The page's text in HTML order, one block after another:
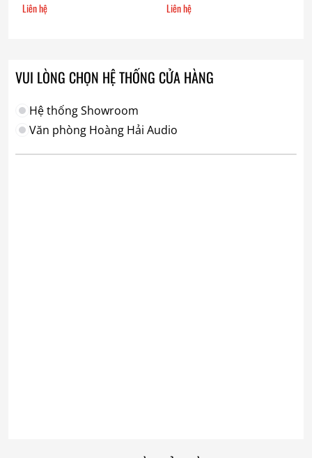
Liên hệ Liên hệ
VUI LÒNG CHỌN HỆ THỐNG CỬA HÀNG
Hệ thống Showroom
Văn phòng Hoàng Hải Audio